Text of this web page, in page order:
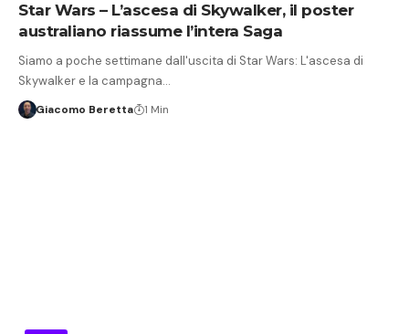
Star Wars – L’ascesa di Skywalker, il poster
australiano riassume l’intera Saga
Siamo a poche settimane dall'uscita di Star Wars: L'ascesa di
Skywalker e la campagna…
Giacomo Beretta 1 Min